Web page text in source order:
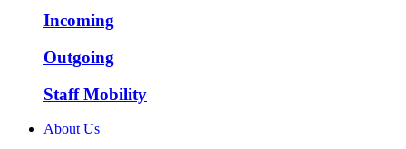
Incoming
Outgoing
Staff Mobility
About Us